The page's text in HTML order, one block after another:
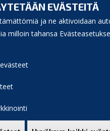
EVÄSTEITÄ
ja ne aktivoidaan
milloin tahansa